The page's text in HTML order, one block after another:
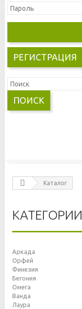
РЕГИСТРАЦИЯ
ПОИСК
Каталог
КАТЕГОРИИ
Аркада
Орфей
Финезия
Бегония
Омега
Ванда
Лаура